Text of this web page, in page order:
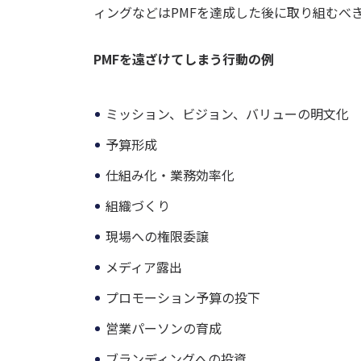
ィングなどはPMFを達成した後に取り組むべ
PMFを遠ざけてしまう行動の例
ミッション、ビジョン、バリューの明文化
予算形成
仕組み化・業務効率化
組織づくり
現場への権限委譲
メディア露出
プロモーション予算の投下
営業パーソンの育成